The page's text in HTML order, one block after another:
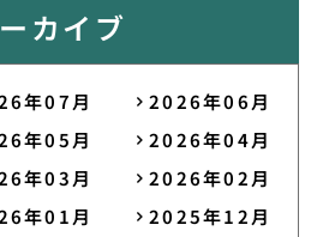
カイブ
年07月
2026年06月
年05月
2026年04月
年03月
2026年02月
年01月
2025年12月